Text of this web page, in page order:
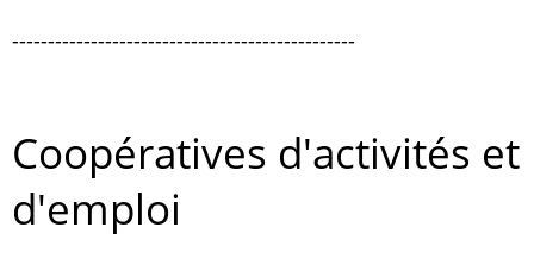
------------------------------------------------
Coopératives d'activités et
d'emploi